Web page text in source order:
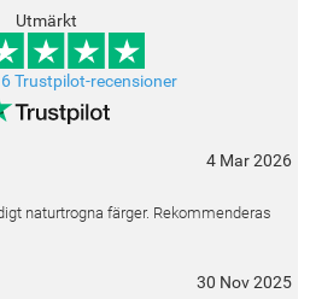
Utmärkt
Trustpilot-recensioner
4 Mar 2026
naturtrogna färger. Rekommenderas
30 Nov 2025